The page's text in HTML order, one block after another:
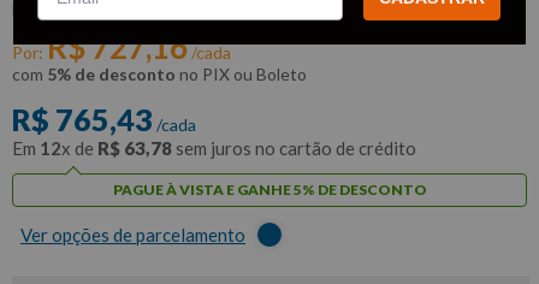
RAVEN
Por: R$727,16/cada
com 5% de desconto no PIX ou Boleto
R$ 765,43 /cada
Em 12x de R$ 63,78 sem juros no cartão de crédito
PAGUE À VISTA E GANHE 5% DE DESCONTO
Ver opções de parcelamento